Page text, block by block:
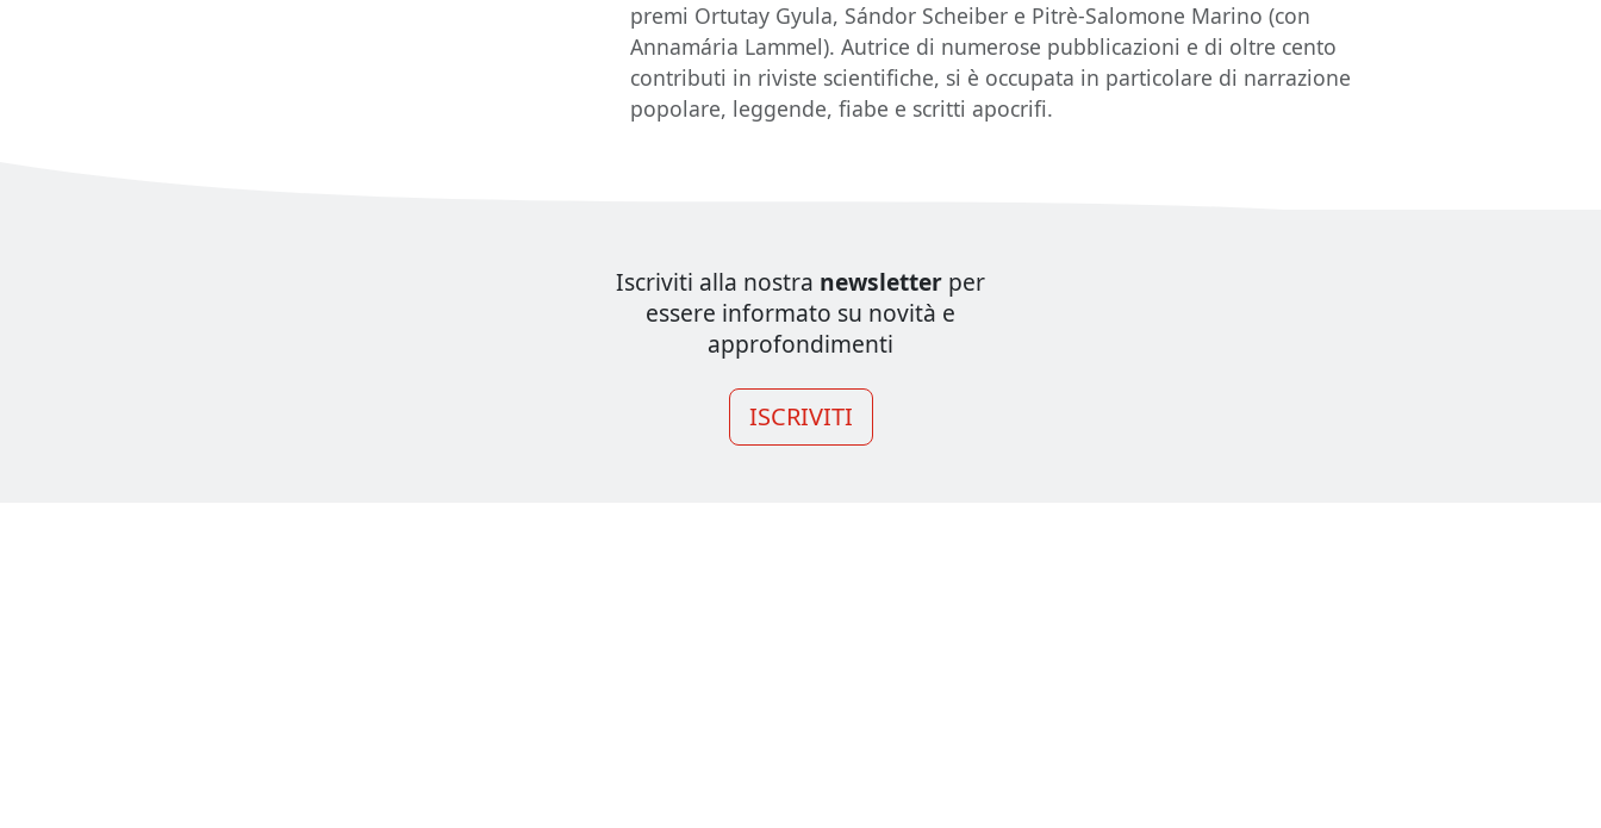
premi Ortutay Gyula, Sándor Scheiber e Pitrè-Salomone Marino (con
Annamária Lammel). Autrice di numerose pubblicazioni e di oltre cento
contributi in riviste scientifiche, si è occupata in particolare di narrazione
popolare, leggende, fiabe e scritti apocrifi.
Iscriviti alla nostra newsletter per
essere informato su novità e
approfondimenti
ISCRIVITI